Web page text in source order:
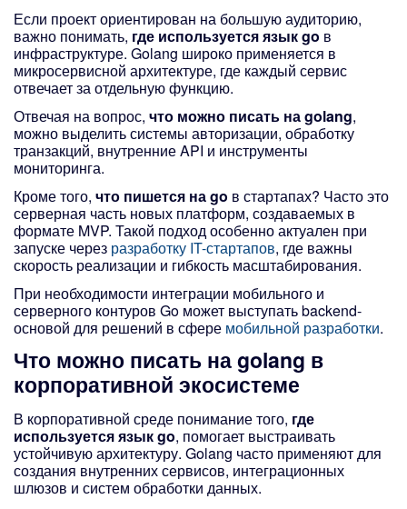
Если проект ориентирован на большую аудиторию,
важно понимать, где используется язык go в
инфраструктуре. Golang широко применяется в
микросервисной архитектуре, где каждый сервис
отвечает за отдельную функцию.
Отвечая на вопрос, что можно писать на golang,
можно выделить системы авторизации, обработку
транзакций, внутренние API и инструменты
мониторинга.
Кроме того, что пишется на go в стартапах? Часто это
серверная часть новых платформ, создаваемых в
формате MVP. Такой подход особенно актуален при
запуске через разработку IT-стартапов, где важны
скорость реализации и гибкость масштабирования.
При необходимости интеграции мобильного и
серверного контуров Go может выступать backend-
основой для решений в сфере мобильной разработки.
Что можно писать на golang в
корпоративной экосистеме
В корпоративной среде понимание того, где
используется язык go, помогает выстраивать
устойчивую архитектуру. Golang часто применяют для
создания внутренних сервисов, интеграционных
шлюзов и систем обработки данных.